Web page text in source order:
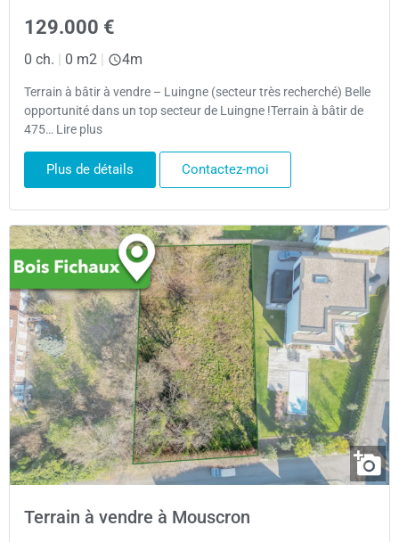
129.000 €
0 ch. | 0 m2 | 4m
Terrain à bâtir à vendre – Luingne (secteur très recherché) Belle
opportunité dans un top secteur de Luingne !Terrain à bâtir de
475… Lire plus
Plus de détails Contactez-moi
Terrain à vendre à Mouscron